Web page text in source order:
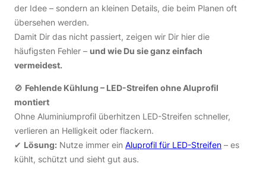
der Idee – sondern an kleinen Details, die beim Planen oft
übersehen werden.
Damit Dir das nicht passiert, zeigen wir Dir hier die
häufigsten Fehler – und wie Du sie ganz einfach
vermeidest.
🚫 Fehlende Kühlung – LED-Streifen ohne Aluprofil
montiert
Ohne Aluminiumprofil überhitzen LED-Streifen schneller,
verlieren an Helligkeit oder flackern.
✔ Lösung: Nutze immer ein Aluprofil für LED-Streifen – es
kühlt, schützt und sieht gut aus.